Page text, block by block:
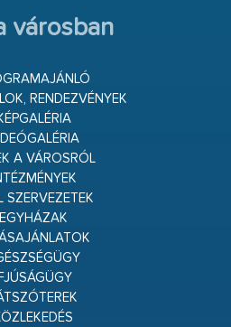
városban
RENDEZVÉNYEK
A VÁROSRÓL
SZERVEZETEK
EGYHÁZAK